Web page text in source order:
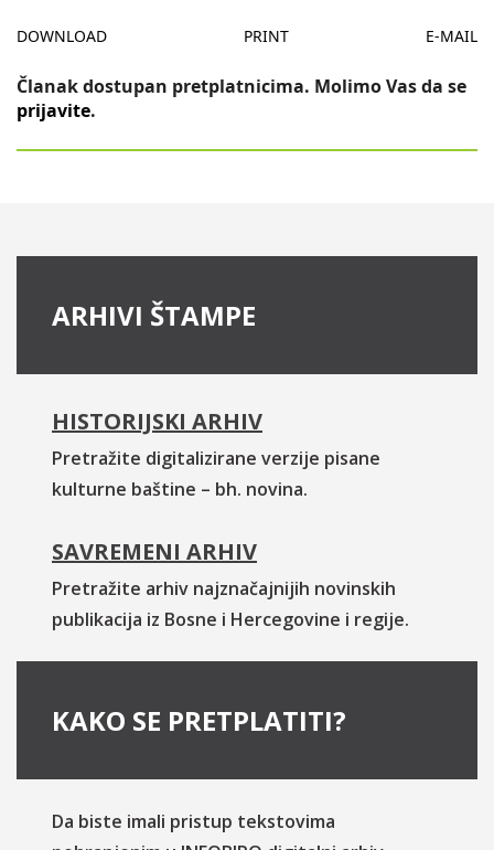
DOWNLOAD PRINT E-MAIL
Članak dostupan pretplatnicima. Molimo Vas da se
prijavite.
ARHIVI ŠTAMPE
HISTORIJSKI ARHIV
Pretražite digitalizirane verzije pisane
kulturne baštine – bh. novina.
SAVREMENI ARHIV
Pretražite arhiv najznačajnijih novinskih
publikacija iz Bosne i Hercegovine i regije.
KAKO SE PRETPLATITI?
Da biste imali pristup tekstovima